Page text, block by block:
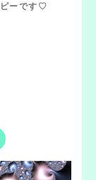
ピーです♡